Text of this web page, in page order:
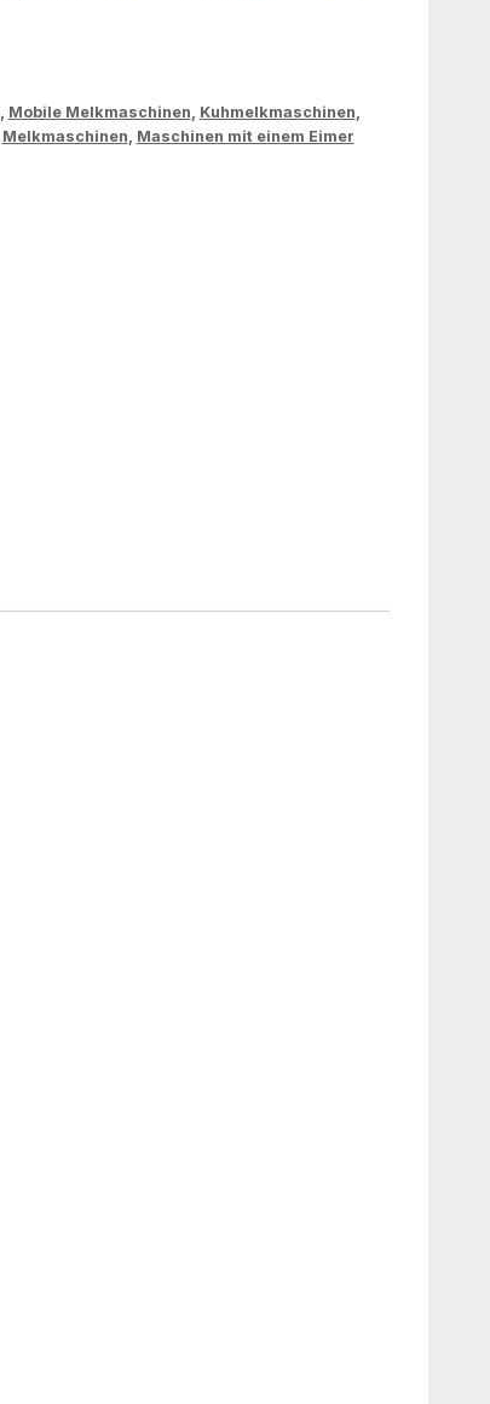
, Mobile Melkmaschinen, Kuhmelkmaschinen,
Melkmaschinen, Maschinen mit einem Eimer